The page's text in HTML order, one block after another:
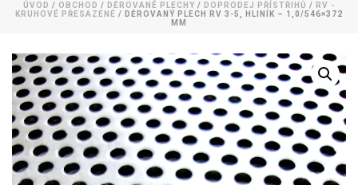
ÚVOD / OBCHOD / DĚROVANÉ PLECHY / DOPRODEJ PŘÍSTŘIHŮ / RV -
KRUHOVÉ PŘESAZENÉ / DĚROVANÝ PLECH RV 3-5, HLINÍK – 1,0/546×372
MM